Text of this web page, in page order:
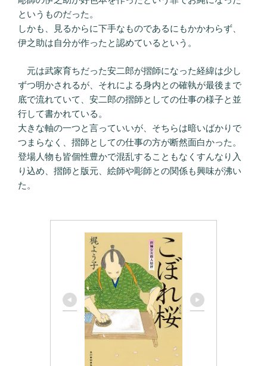
というものだった。
しかも、見るからに下手なものであるにもかかわらず、
伊之助は自分が作ったと認めているという。
元は武家育ちだった安二郎が摺師になった経緯は少し
ずつ明かされるが、それによる身内との確執が最後まで
底で流れていて、安二郎の摺師としての仕事の様子と並
行して書かれている。
大きな軸の一つと言っていいが、そちらは暗いばかりで
つまらなく、摺師としての仕事の方が断然面白かった。
登場人物も皆個性豊かで混乱することもなくすんなり入
り込め、摺師と版元、絵師や彫師との関係も興味が沸い
た。